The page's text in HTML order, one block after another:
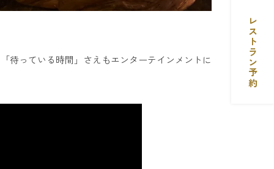
レストラン予約
待っている時間」さえもエンターテインメントに